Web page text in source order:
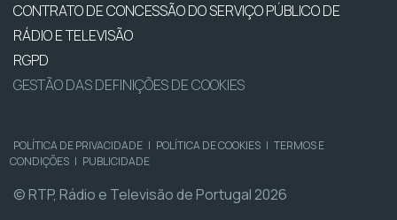
CONTRATO DE CONCESSÃO DO SERVIÇO PÚBLICO DE
RÁDIO E TELEVISÃO
RGPD
GESTÃO DAS DEFINIÇÕES DE COOKIES
POLÍTICA DE PRIVACIDADE | POLÍTICA DE COOKIES | TERMOS E
CONDIÇÕES | PUBLICIDADE
© RTP, Rádio e Televisão de Portugal 2026